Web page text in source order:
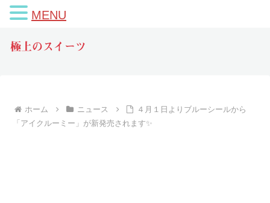
極上のスイーツ
ホーム ニュース
４月１日よりブルーシールから
「アイクルーミー」が新発売されます✨
MENU